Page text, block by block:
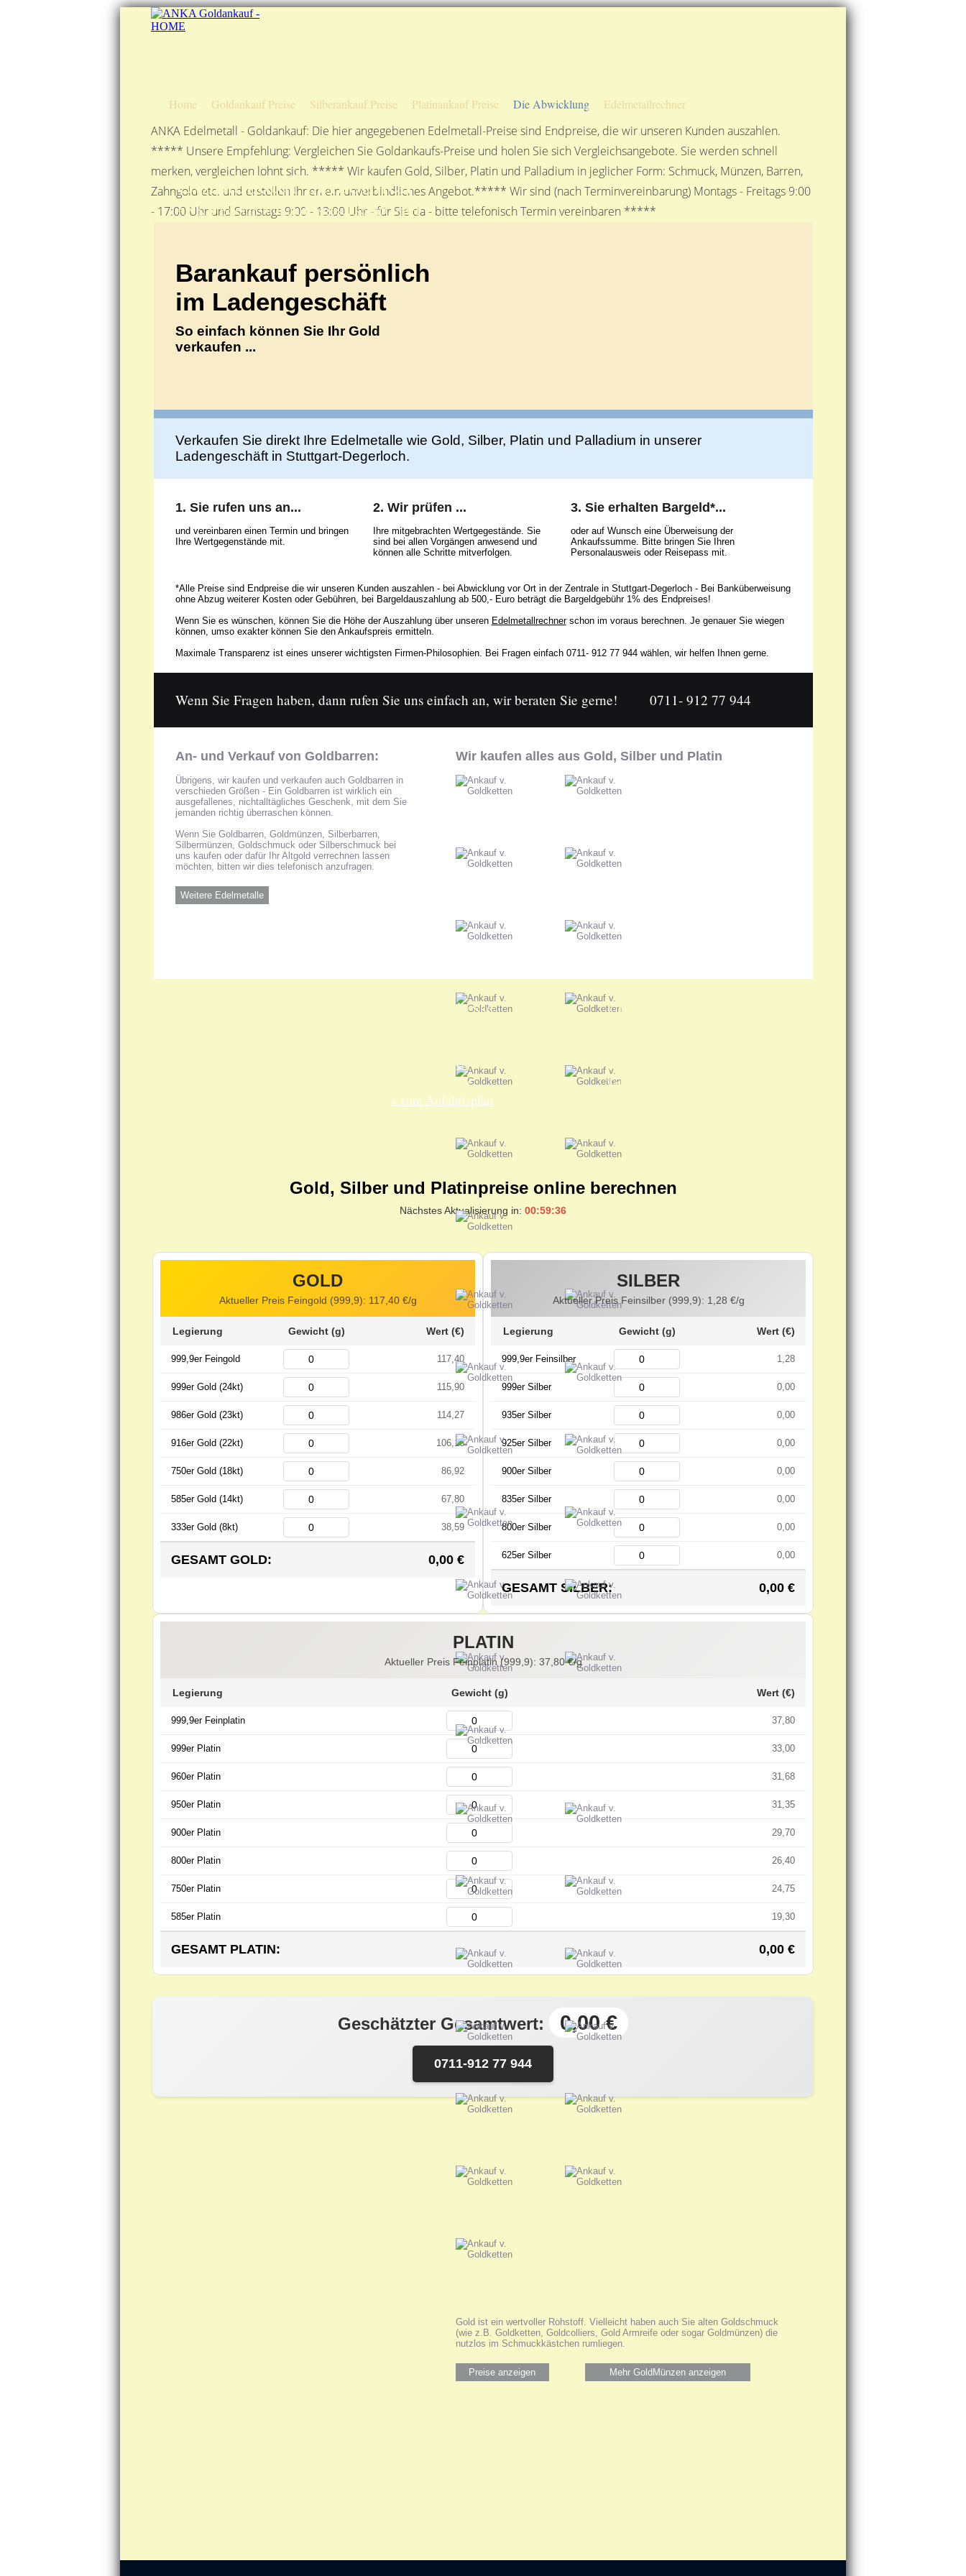
Home Goldankauf Preise Silberankauf Preise Platinankauf Preise Die Abwicklung Edelmetallrechner
ANKA Edelmetall - Goldankauf: Die hier angegebenen Edelmetall-Preise sind Endpreise, die wir unseren Kunden auszahlen.
***** Unsere Empfehlung: Vergleichen Sie Goldankaufs-Preise und holen Sie sich Vergleichsangebote. Sie werden schnell
merken, vergleichen lohnt sich. ***** Wir kaufen Gold, Silber, Platin und Palladium in jeglicher Form: Schmuck, Münzen, Barren,
Zahngold etc. und erstellen Ihnen ein unverbindliches Angebot.***** Wir sind (nach Terminvereinbarung) Montags - Freitags 9:00
- 17:00 Uhr und Samstags 9:00 - 13:00 Uhr - für Sie da - bitte telefonisch Termin vereinbaren *****
Goldankauf persönlich
ANKA Edelmetallhandelsgesellschaft mbH
Barankauf persönlich
im Ladengeschäft
So einfach können Sie Ihr Gold
verkaufen ...
Verkaufen Sie direkt Ihre Edelmetalle wie Gold, Silber, Platin und Palladium in unserer
Ladengeschäft in Stuttgart-Degerloch.
1. Sie rufen uns an...
und vereinbaren einen Termin und bringen
Ihre Wertgegenstände mit.
2. Wir prüfen ...
Ihre mitgebrachten Wertgegestände. Sie
sind bei allen Vorgängen anwesend und
können alle Schritte mitverfolgen.
3. Sie erhalten Bargeld*...
oder auf Wunsch eine Überweisung der
Ankaufssumme. Bitte bringen Sie Ihren
Personalausweis oder Reisepass mit.
*Alle Preise sind Endpreise die wir unseren Kunden auszahlen - bei Abwicklung vor Ort in der Zentrale in Stuttgart-Degerloch - Bei Banküberweisung
ohne Abzug weiterer Kosten oder Gebühren, bei Bargeldauszahlung ab 500,- Euro beträgt die Bargeldgebühr 1% des Endpreises!
Wenn Sie es wünschen, können Sie die Höhe der Auszahlung über unseren Edelmetallrechnerschon im voraus berechnen. Je genauer Sie wiegen
können, umso exakter können Sie den Ankaufspreis ermitteln.
Maximale Transparenz ist eines unserer wichtigsten Firmen-Philosophien. Bei Fragen einfach 0711- 912 77 944 wählen, wir helfen Ihnen gerne.
Wenn Sie Fragen haben, dann rufen Sie uns einfach an, wir beraten Sie gerne! 0711- 912 77 944
An- und Verkauf von Goldbarren:
Übrigens, wir kaufen und verkaufen auch Goldbarren in
verschieden Größen - Ein Goldbarren ist wirklich ein
ausgefallenes, nichtalltägliches Geschenk, mit dem Sie
jemanden richtig überraschen können.
Wenn Sie Goldbarren, Goldmünzen, Silberbarren,
Silbermünzen, Goldschmuck oder Silberschmuck bei
uns kaufen oder dafür Ihr Altgold verrechnen lassen
möchten, bitten wir dies telefonisch anzufragen.
Weitere Edelmetalle
Wir kaufen alles aus Gold, Silber und Platin
Gold ist ein wertvoller Rohstoff. Vielleicht haben auch Sie alten Goldschmuck
(wie z.B. Goldketten, Goldcolliers, Gold Armreife oder sogar Goldmünzen) die
nutzlos im Schmuckkästchen rumliegen.
Preise anzeigen Mehr GoldMünzen anzeigen
Unsere Adresse:
Felix-Dahn-Str. 4
70597 Stuttgart
» zum Anfahrtsplan
Unsere Öffnungszeiten:
Terminvereinbarung!
Telefon: 0711-912 77 944
Gold, Silber und Platinpreise online berechnen
Nächstes Aktualisierung in: 00:59:35
GOLD
Aktueller Preis Feingold (999,9): 117,40€/g
Legierung Gewicht (g) Wert (€)
999,9er Feingold 117,40
999er Gold (24kt) 115,90
986er Gold (23kt) 114,27
916er Gold (22kt) 106,16
750er Gold (18kt) 86,92
585er Gold (14kt) 67,80
333er Gold (8kt) 38,59
GESAMT GOLD: 0,00 €
SILBER
Aktueller Preis Feinsilber (999,9): 1,28 €/g
Legierung Gewicht (g) Wert (€)
999,9er Feinsilber 1,28
999er Silber 0,00
935er Silber 0,00
925er Silber 0,00
900er Silber 0,00
835er Silber 0,00
800er Silber 0,00
625er Silber 0,00
GESAMT SILBER: 0,00 €
PLATIN
Aktueller Preis Feinplatin (999,9): 37,80€/g
Legierung Gewicht (g) Wert (€)
999,9er Feinplatin 37,80
999er Platin 33,00
960er Platin 31,68
950er Platin 31,35
900er Platin 29,70
800er Platin 26,40
750er Platin 24,75
585er Platin 19,30
GESAMT PLATIN: 0,00 €
Geschätzter Gesamtwert: 0,00 €
0711-912 77 944